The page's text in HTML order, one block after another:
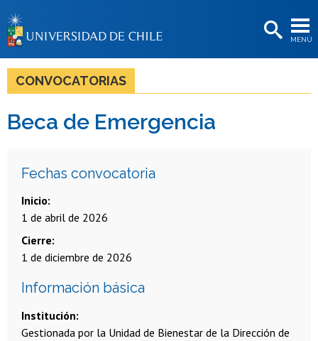
MENÚ
BIBLIOTECAS
LA UNIVERSIDAD
Estudiantes
CONVOCATORIAS
Beca de Emergencia
Fechas convocatoria
Inicio
1 de abril de 2026
Cierre
1 de diciembre de 2026
Información básica
Institución
Gestionada por la Unidad de Bienestar de la Dirección de